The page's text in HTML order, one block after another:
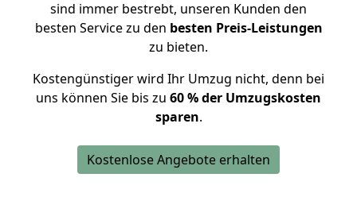
sind immer bestrebt, unseren Kunden den
besten Service zu den besten Preis-Leistungen
zu bieten.
Kostengünstiger wird Ihr Umzug nicht, denn bei
uns können Sie bis zu 60 % der Umzugskosten
sparen.
Kostenlose Angebote erhalten